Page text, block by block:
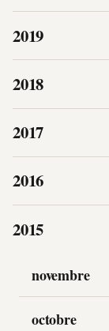
2019
2018
2017
2016
2015
novembre
octobre